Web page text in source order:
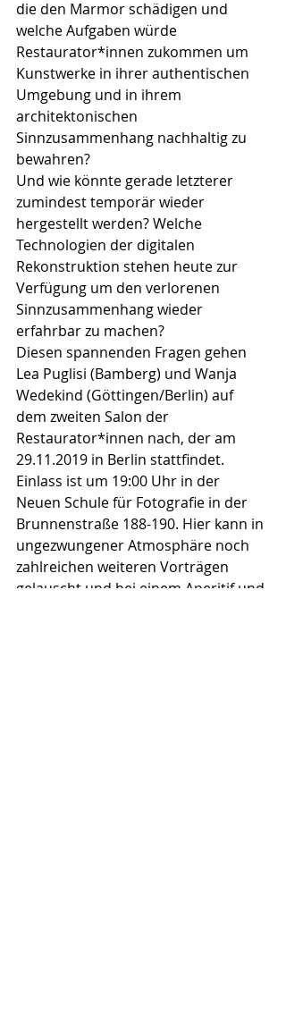
die den Marmor schädigen und
welche Aufgaben würde
Restaurator*innen zukommen um
Kunstwerke in ihrer authentischen
Umgebung und in ihrem
architektonischen
Sinnzusammenhang nachhaltig zu
bewahren?
Und wie könnte gerade letzterer
zumindest temporär wieder
hergestellt werden? Welche
Technologien der digitalen
Rekonstruktion stehen heute zur
Verfügung um den verlorenen
Sinnzusammenhang wieder
erfahrbar zu machen?
Diesen spannenden Fragen gehen
Lea Puglisi (Bamberg) und Wanja
Wedekind (Göttingen/Berlin) auf
dem zweiten Salon der
Restaurator*innen nach, der am
29.11.2019 in Berlin stattfindet.
Einlass ist um 19:00 Uhr in der
Neuen Schule für Fotografie in der
Brunnenstraße 188-190. Hier kann in
ungezwungener Atmosphäre noch
zahlreichen weiteren Vorträgen
gelauscht und bei einem Aperitif und